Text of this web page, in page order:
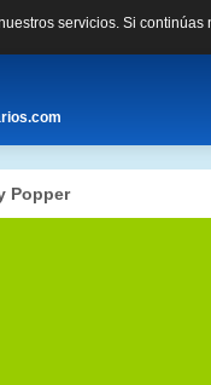
servicios. Si
Popper